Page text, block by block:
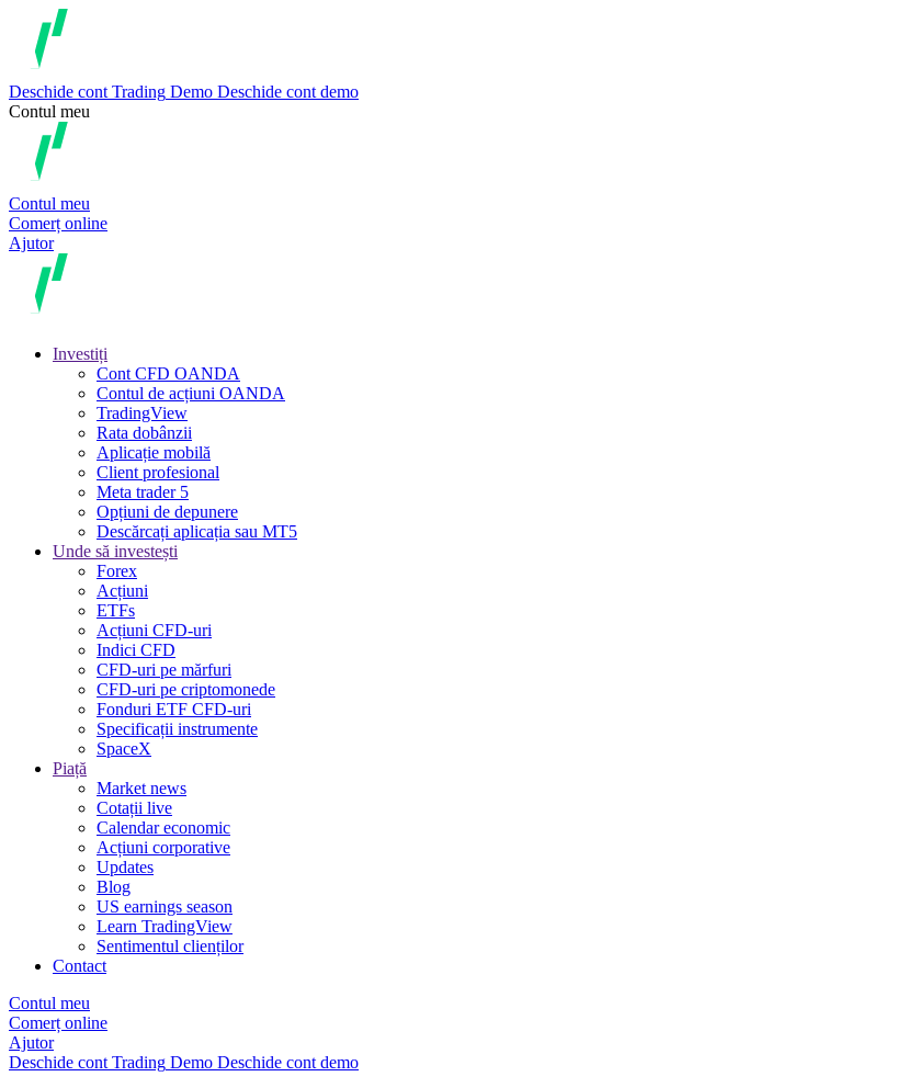
Deschide cont Trading Demo Deschide cont demo
Contul meu
Contul meu
Comerț online
Ajutor
Investiți
Cont CFD OANDA
Contul de acțiuni OANDA
TradingView
Rata dobânzii
Aplicație mobilă
Client profesional
Meta trader 5
Opțiuni de depunere
Descărcați aplicația sau MT5
Unde să investești
Forex
Acțiuni
ETFs
Acțiuni CFD-uri
Indici CFD
CFD-uri pe mărfuri
CFD-uri pe criptomonede
Fonduri ETF CFD-uri
Specificații instrumente
SpaceX
Piață
Market news
Cotații live
Calendar economic
Acțiuni corporative
Updates
Blog
US earnings season
Learn TradingView
Sentimentul clienților
Contact
Contul meu
Comerț online
Ajutor
Deschide cont Trading Demo Deschide cont demo